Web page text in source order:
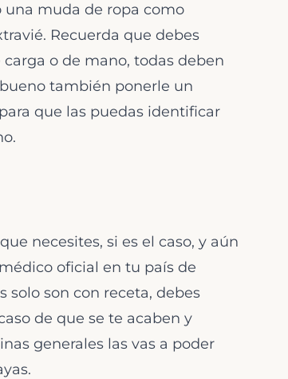
una muda de ropa como
Recuerda que debes
o de mano, todas deben
también ponerle un
que las puedas identificar
necesites, si es el caso, y aún
oficial en tu país de
solo son con receta, debes
de que se te acaben y
generales las vas a poder